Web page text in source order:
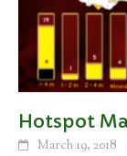
Hotspot
March 19, 2018